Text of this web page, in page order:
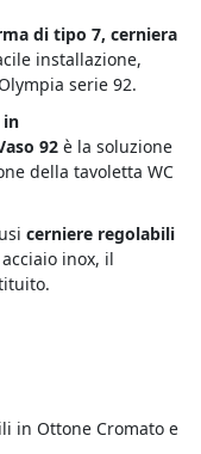
di tipo 7, cerniera
installazione,
serie 92.
in
92è la soluzione
della tavoletta WC
cerniere regolabili
inox, il
in Ottone Cromato e